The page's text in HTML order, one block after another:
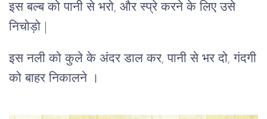
इस बल्ब को पानी से भरो, और स्प्रे करने के लिए उसे
निचोड़ो |
इस नली को कुले के अंदर डाल कर, पानी से भर दो, गंदगी
को बाहर निकालने ।